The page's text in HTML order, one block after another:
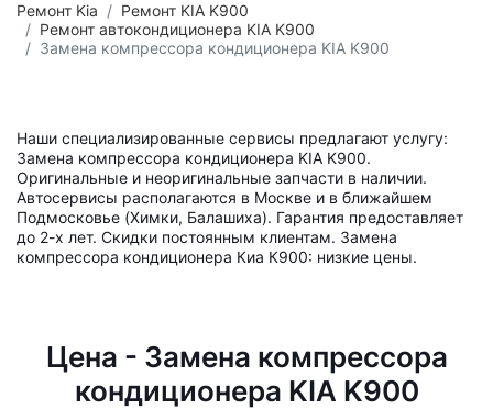
Ремонт Kia
Ремонт KIA K900
Ремонт автокондиционера KIA K900
Замена компрессора кондиционера KIA K900
Наши специализированные сервисы предлагают услугу:
Замена компрессора кондиционера KIA K900.
Оригинальные и неоригинальные запчасти в наличии.
Автосервисы располагаются в Москве и в ближайшем
Подмосковье (Химки, Балашиха). Гарантия предоставляет
до 2-х лет. Скидки постоянным клиентам. Замена
компрессора кондиционера Киа К900: низкие цены.
Цена - Замена компрессора
кондиционера KIA K900